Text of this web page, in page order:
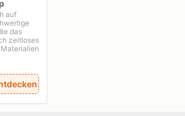
auf
das
zeitloses